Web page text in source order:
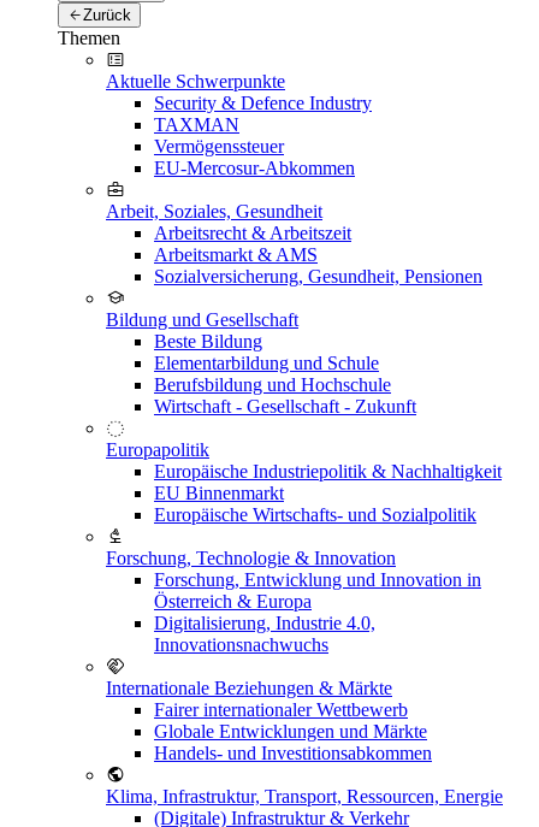
Zurück
Themen
Aktuelle Schwerpunkte
Security & Defence Industry
TAXMAN
Vermögenssteuer
EU-Mercosur-Abkommen
Arbeit, Soziales, Gesundheit
Arbeitsrecht & Arbeitszeit
Arbeitsmarkt & AMS
Sozialversicherung, Gesundheit, Pensionen
Bildung und Gesellschaft
Beste Bildung
Elementarbildung und Schule
Berufsbildung und Hochschule
Wirtschaft - Gesellschaft - Zukunft
Europapolitik
Europäische Industriepolitik & Nachhaltigkeit
EU Binnenmarkt
Europäische Wirtschafts- und Sozialpolitik
Forschung, Technologie & Innovation
Forschung, Entwicklung und Innovation in
Österreich & Europa
Digitalisierung, Industrie 4.0,
Innovationsnachwuchs
Internationale Beziehungen & Märkte
Fairer internationaler Wettbewerb
Globale Entwicklungen und Märkte
Handels- und Investitionsabkommen
Klima, Infrastruktur, Transport, Ressourcen, Energie
(Digitale) Infrastruktur & Verkehr